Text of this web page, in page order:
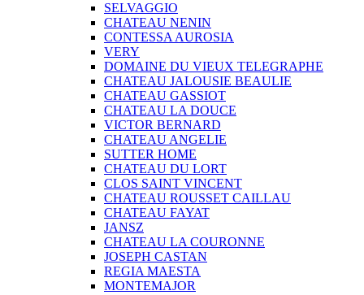
SELVAGGIO
CHATEAU NENIN
CONTESSA AUROSIA
VERY
DOMAINE DU VIEUX TELEGRAPHE
CHATEAU JALOUSIE BEAULIE
CHATEAU GASSIOT
CHATEAU LA DOUCE
VICTOR BERNARD
CHATEAU ANGELIE
SUTTER HOME
CHATEAU DU LORT
CLOS SAINT VINCENT
CHATEAU ROUSSET CAILLAU
CHATEAU FAYAT
JANSZ
CHATEAU LA COURONNE
JOSEPH CASTAN
REGIA MAESTA
MONTEMAJOR